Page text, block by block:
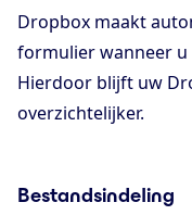
Dropbox maakt
formulier wanneer
Hierdoor blijft uw
overzichtelijker.
Bestandsindeling